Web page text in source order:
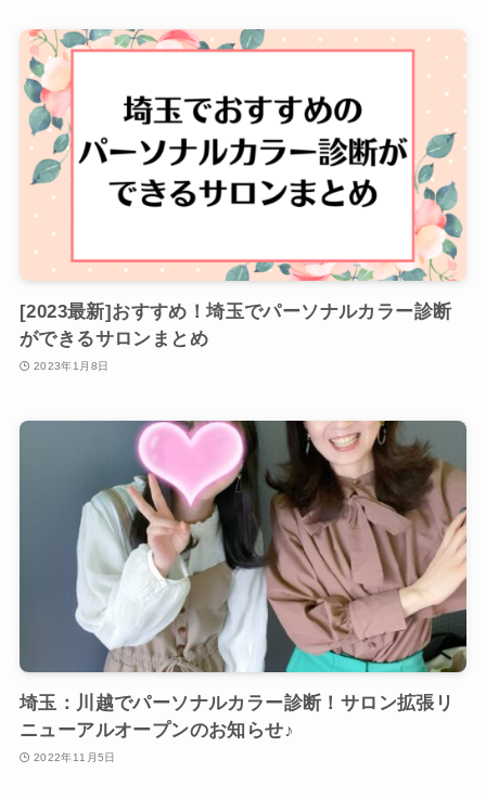
[2023最新]おすすめ！埼玉でパーソナルカラー診断
ができるサロンまとめ
2023年1月8日
埼玉：川越でパーソナルカラー診断！サロン拡張リ
ニューアルオープンのお知らせ♪
2022年11月5日